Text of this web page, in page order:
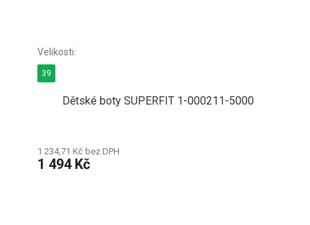
Dětské boty SUPERFIT 1-000211-5000
1 234,71 Kč bez DPH
1 494 Kč
39